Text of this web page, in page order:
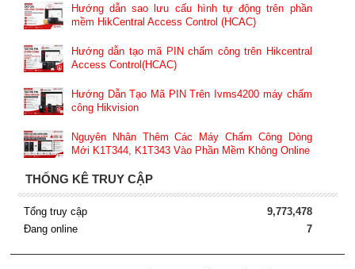
Hướng dẫn sao lưu cấu hình tự động trên phần
mềm HikCentral Access Control (HCAC)
Hướng dẫn tạo mã PIN chấm công trên Hikcentral
Access Control(HCAC)
Hướng Dẫn Tạo Mã PIN Trên Ivms4200 máy chấm
công Hikvision
Nguyên Nhân Thêm Các Máy Chấm Công Dòng
Mới K1T344, K1T343 Vào Phần Mềm Không Online
THỐNG KÊ TRUY CẬP
Tổng truy cập
9,773,478
Đang online
7